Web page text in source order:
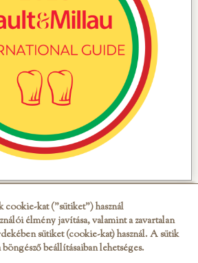
cookie-kat ("sütiket") használ
élmény javítása, valamint a zavartalan
sütiket (cookie-kat) használ. A sütik
böngésző beállításaiban lehetséges.